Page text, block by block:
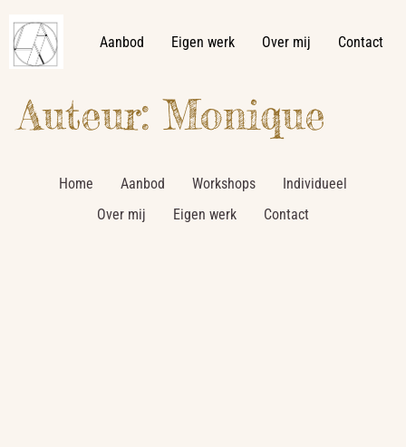
Aanbod Eigen werk Over mij Contact
Auteur:Monique
Home Aanbod Workshops
Individueel
Over mij
Eigen werk Contact